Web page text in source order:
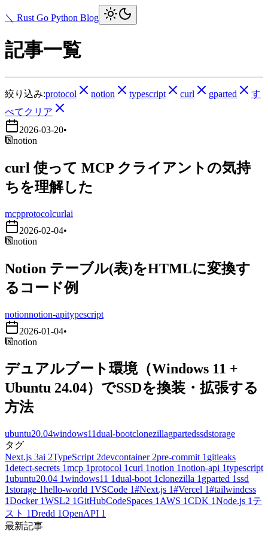
＼ Rust Go Python Blog
記事一覧
絞り込み:protocol notion typescript curl gparted
す
べてクリア
2026-03-20•
notion
curl 使って MCP クライアントの気持
ちを理解した
mcpprotocolcurlai
2026-02-04•
notion
Notion テーブル(表)をHTMLに変換す
るコード例
notionnotion-apitypescript
2026-01-04•
notion
デュアルブート環境（Windows 11 +
Ubuntu 24.04）でSSDを換装・拡張する
方法
ubuntu20.04windows11dual-bootclonezillagpartedssdstorage
タグ
Next.js 3ai 2TypeScript 2devcontainer 2pre-commit 1 gitleaks
1detect-secrets 1mcp 1protocol 1curl 1notion 1notion-api 1typescript
1ubuntu20.04 1windows11 1dual-boot 1clonezilla 1 gparted 1ssd
1storage 1hello-world 1VSCode 1#Next.js 1#Vercel 1#tailwindcss
1Docker 1WSL2 1GitHubCodeSpaces 1 AWS 1CDK 1Node.js 1 テ
スト 1Dredd 1OpenAPI 1
最新記事